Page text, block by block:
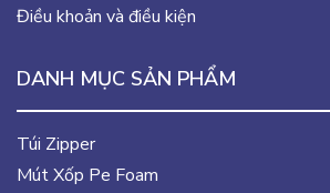
Điều khoản và điều kiện
DANH MỤC SẢN PHẨM
Túi Zipper
Mút Xốp Pe Foam